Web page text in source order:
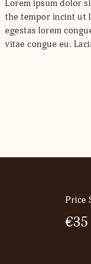
Lorem ipsum dolor
the tempor incint ut
egestas lorem
vitae congue eu.
noyr dapibus.
labore et dolore
Price